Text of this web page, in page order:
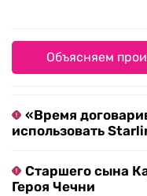
Объясняем
«Время
использовать
Старшего сына
Героя Чечни